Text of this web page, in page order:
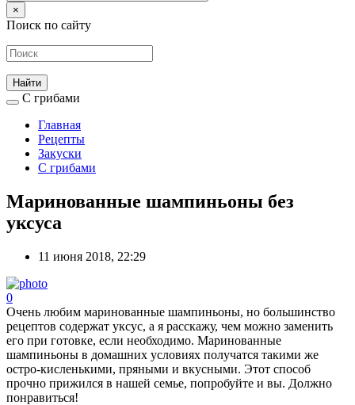
×
Поиск по сайту
С грибами
Главная
Рецепты
Закуски
С грибами
Маринованные шампиньоны без
уксуса
11 июня 2018, 22:29
0
Очень любим маринованные шампиньоны, но большинство
рецептов содержат уксус, а я расскажу, чем можно заменить
его при готовке, если необходимо. Маринованные
шампиньоны в домашних условиях получатся такими же
остро-кисленькими, пряными и вкусными. Этот способ
прочно прижился в нашей семье, попробуйте и вы. Должно
понравиться!